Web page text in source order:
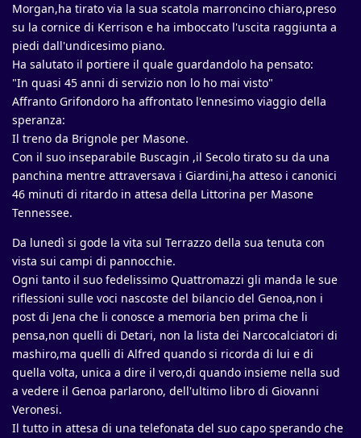
Morgan,ha tirato via la sua scatola marroncino chiaro,preso
su la cornice di Kerrison e ha imboccato l'uscita raggiunta a
piedi dall'undicesimo piano.
Ha salutato il portiere il quale guardandolo ha pensato:
"In quasi 45 anni di servizio non lo ho mai visto"
Affranto Grifondoro ha affrontato l'ennesimo viaggio della
speranza:
Il treno da Brignole per Masone.
Con il suo inseparabile Buscagin ,il Secolo tirato su da una
panchina mentre attraversava i Giardini,ha atteso i canonici
46 minuti di ritardo in attesa della Littorina per Masone
Tennessee.
Da lunedì si gode la vita sul Terrazzo della sua tenuta con
vista sui campi di pannocchie.
Ogni tanto il suo fedelissimo Quattromazzi gli manda le sue
riflessioni sulle voci nascoste del bilancio del Genoa,non i
post di Jena che li conosce a memoria ben prima che li
pensa,non quelli di Detari, non la lista dei Narcocalciatori di
mashiro,ma quelli di Alfred quando si ricorda di lui e di
quella volta, unica a dire il vero,di quando insieme nella sud
a vedere il Genoa parlarono, dell'ultimo libro di Giovanni
Veronesi.
Il tutto in attesa di una telefonata del suo capo sperando che